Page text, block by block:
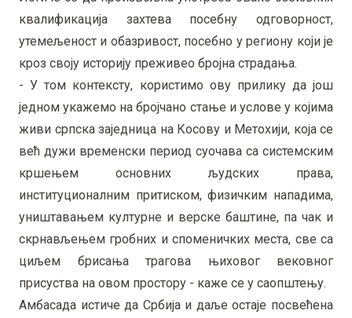
квалификација захтева посебну одговорност,
утемељеност и обазривост, посебно у региону који је
кроз своју историју преживео бројна страдања.
- У том контексту, користимо ову прилику да још
једном укажемо на бројчано стање и услове у којима
живи српска заједница на Косову и Метохији, која се
већ дужи временски период суочава са системским
кршењем основних људских права,
институционалним притиском, физичким нападима,
уништавањем културне и верске баштине, па чак и
скрнављењем гробних и споменичких места, све са
циљем брисања трагова њиховог вековног
присуства на овом простору - каже се у саопштењу.
Амбасада истиче да Србија и даље остаје посвећена